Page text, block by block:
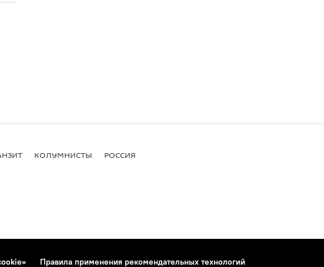
КОЛУМНИСТЫ РОССИЯ
Правила применения рекомендательных технологий